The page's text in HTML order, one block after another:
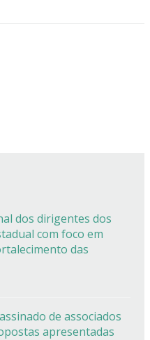
dos dirigentes dos
com foco em
das
de associados
apresentadas